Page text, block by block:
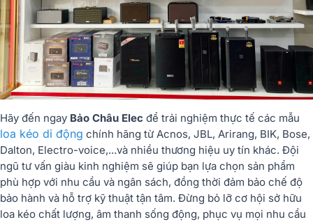
Hãy đến ngay Bảo Châu Elec để trải nghiệm thực tế các mẫu
loa kéo di động chính hãng từ Acnos, JBL, Arirang, BIK, Bose,
Dalton, Electro-voice,...và nhiều thương hiệu uy tín khác. Đội
ngũ tư vấn giàu kinh nghiệm sẽ giúp bạn lựa chọn sản phẩm
phù hợp với nhu cầu và ngân sách, đồng thời đảm bảo chế độ
bảo hành và hỗ trợ kỹ thuật tận tâm. Đừng bỏ lỡ cơ hội sở hữu
loa kéo chất lượng, âm thanh sống động, phục vụ mọi nhu cầu